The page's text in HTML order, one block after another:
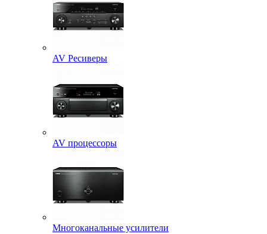
AV Ресиверы
AV процессоры
Многоканальные усилители